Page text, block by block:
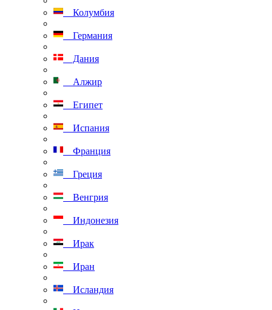
Колумбия
Германия
Дания
Алжир
Египет
Испания
Франция
Греция
Венгрия
Индонезия
Ирак
Иран
Исландия